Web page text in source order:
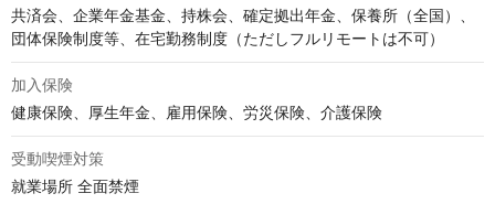
共済会、企業年金基金、持株会、確定拠出年金、保養所（全国）、
団体保険制度等、在宅勤務制度（ただしフルリモートは不可）
加入保険
健康保険、厚生年金、雇用保険、労災保険、介護保険
受動喫煙対策
就業場所 全面禁煙